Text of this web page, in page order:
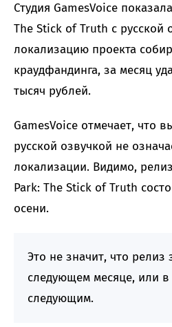
Студия GamesVoice
The Stick of Truth с русской
локализацию проекта
краудфандинга, за месяц
тысяч рублей.
GamesVoice отмечает, что
русской озвучкой не
локализации. Видимо,
Park: The Stick of Truth
осени.
Это не значит, что релиз
следующем месяце, или
следующим.